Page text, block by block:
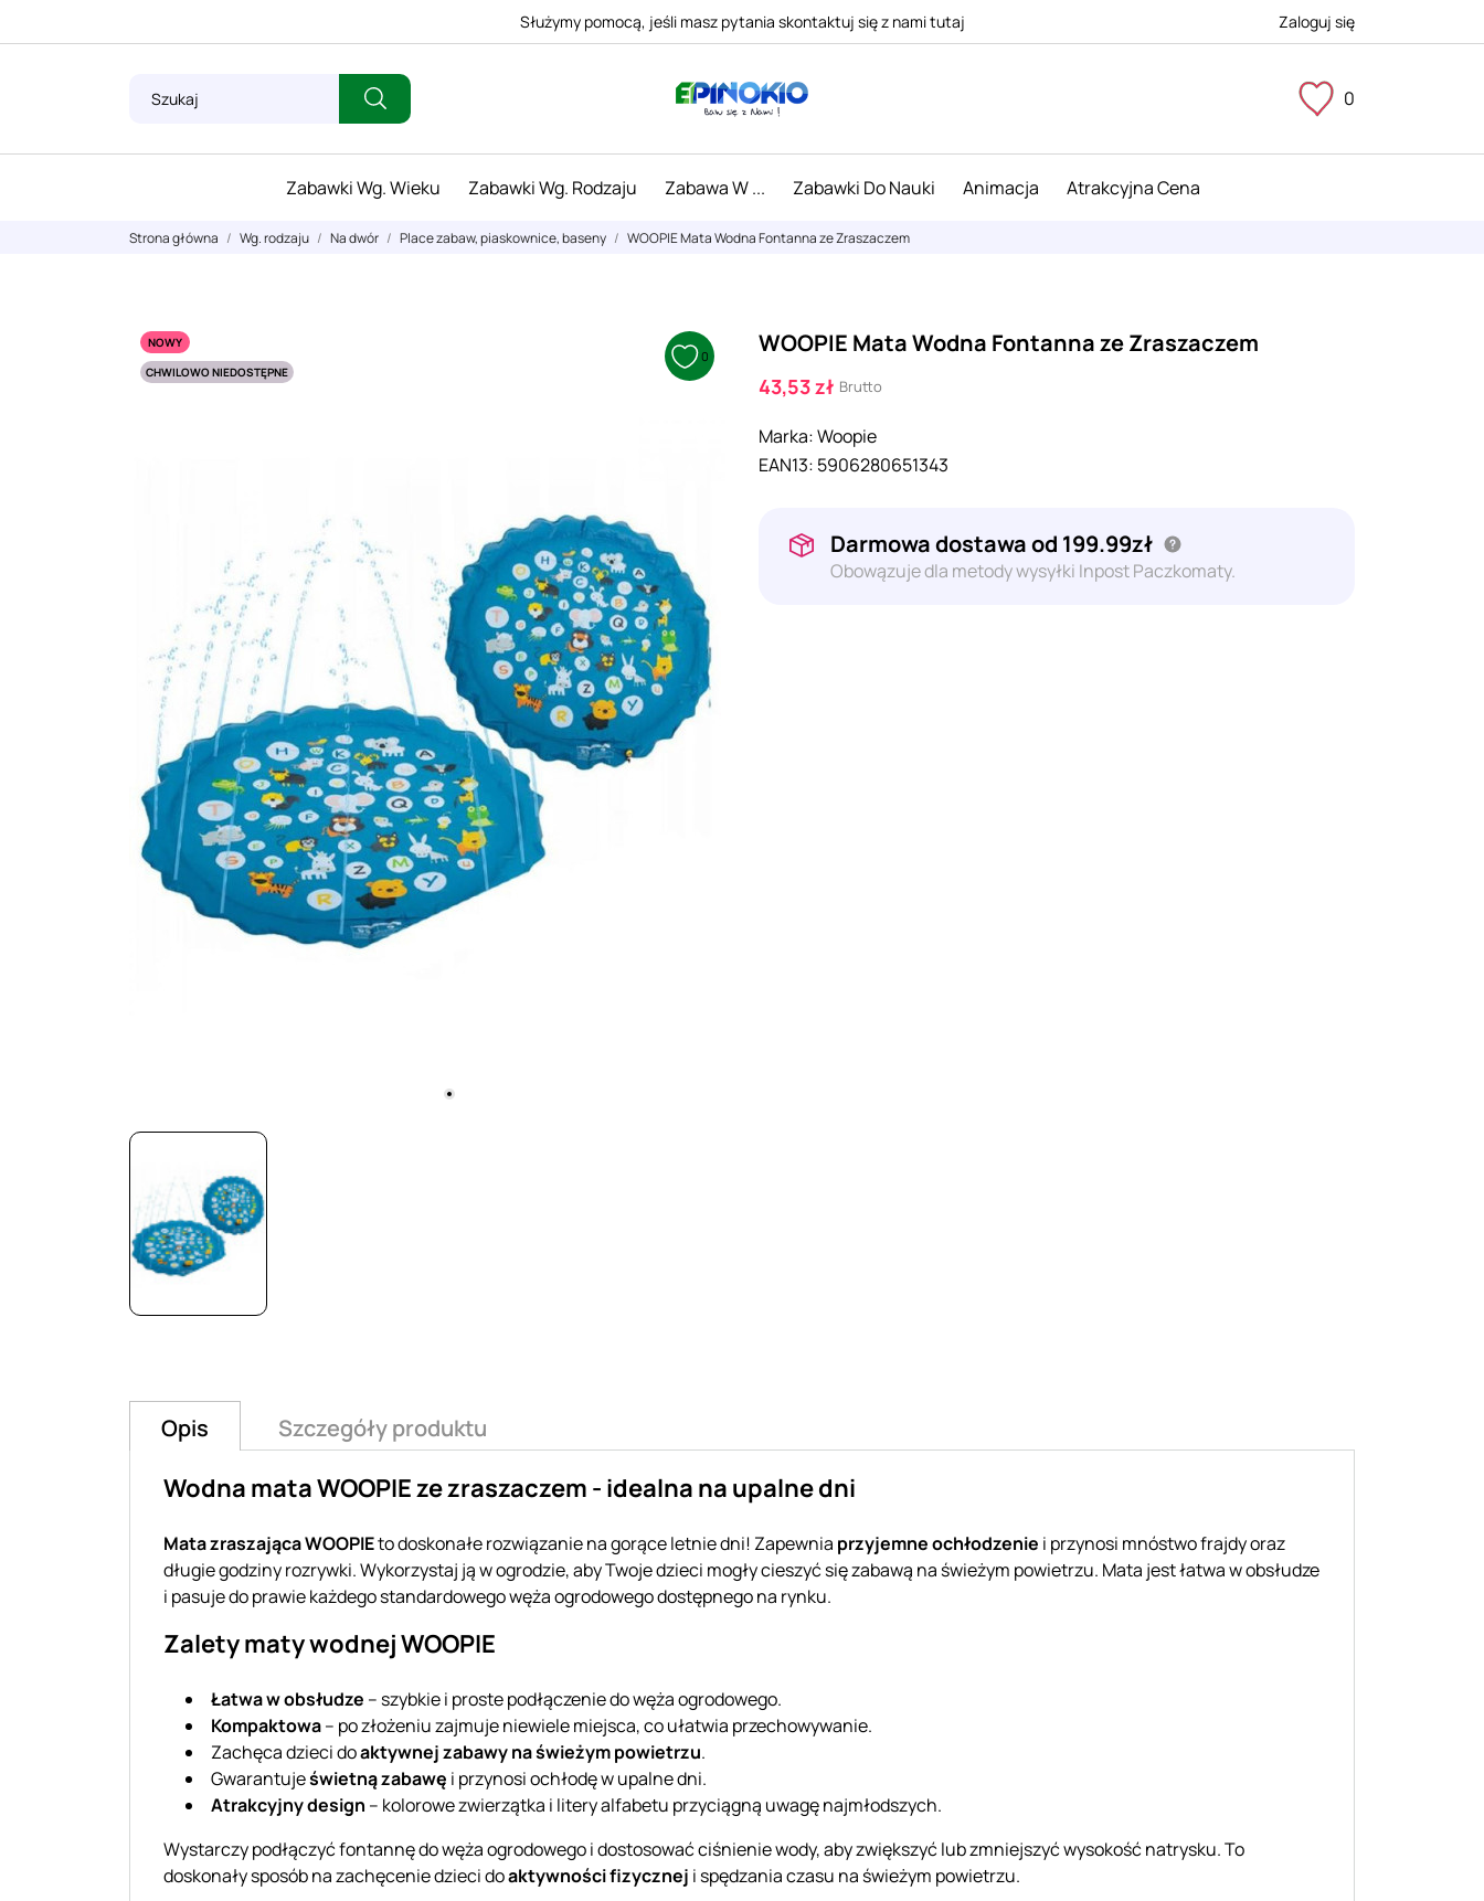
Służymy pomocą, jeśli masz pytania skontaktuj się z nami tutaj Zaloguj się
0
Zabawki Wg. Wieku Zabawki Wg. Rodzaju Zabawa W ... Zabawki Do Nauki Animacja Atrakcyjna Cena
Strona główna Wg. rodzaju Na dwór Place zabaw, piaskownice, baseny WOOPIE Mata Wodna Fontanna ze Zraszaczem
NOWY
CHWILOWO NIEDOSTĘPNE
0 WOOPIE Mata Wodna Fontanna ze Zraszaczem
43,53 zł Brutto
Marka:Woopie
EAN13: 5906280651343
Darmowa dostawa od 199.99zł
Obowązuje dla metody wysyłki Inpost Paczkomaty.
Opis Szczegóły produktu
Wodna mata WOOPIE ze zraszaczem - idealna na upalne dni
Mata zraszająca WOOPIEto doskonałe rozwiązanie na gorące letnie dni! Zapewnia przyjemne ochłodzenie i przynosi mnóstwo frajdy oraz
długie godziny rozrywki. Wykorzystaj ją w ogrodzie, aby Twoje dzieci mogły cieszyć się zabawą na świeżym powietrzu. Mata jest łatwa w obsłudze
i pasuje do prawie każdego standardowego węża ogrodowego dostępnego na rynku.
Zalety maty wodnej WOOPIE
Łatwa w obsłudze – szybkie i proste podłączenie do węża ogrodowego.
Kompaktowa– po złożeniu zajmuje niewiele miejsca, co ułatwia przechowywanie.
Zachęca dzieci doaktywnej zabawy na świeżym powietrzu.
Gwarantujeświetną zabawę i przynosi ochłodę w upalne dni.
Atrakcyjny design – kolorowe zwierzątka i litery alfabetu przyciągną uwagę najmłodszych.
Wystarczy podłączyć fontannę do węża ogrodowego i dostosować ciśnienie wody, aby zwiększyć lub zmniejszyć wysokość natrysku. To
doskonały sposób na zachęcenie dzieci doaktywności fizycznej i spędzania czasu na świeżym powietrzu.